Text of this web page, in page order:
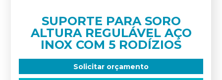
SUPORTE PARA SORO
ALTURA REGULÁVEL AÇO
INOX COM 5 RODÍZIOS
Solicitar orçamento